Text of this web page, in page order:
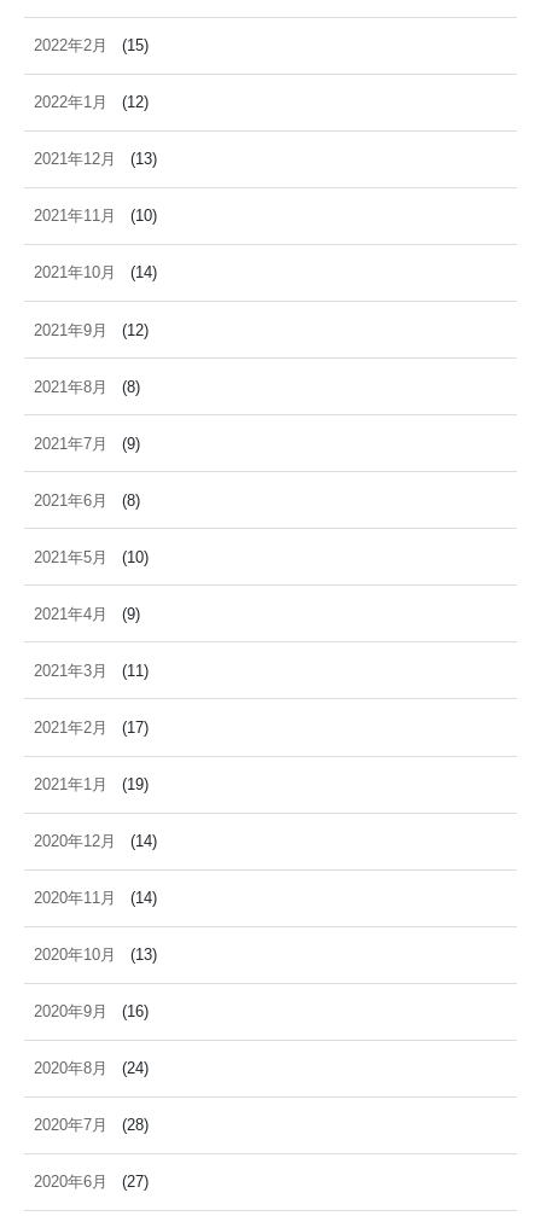
2022年2月 (15)
2022年1月 (12)
2021年12月 (13)
2021年11月 (10)
2021年10月 (14)
2021年9月 (12)
2021年8月 (8)
2021年7月 (9)
2021年6月 (8)
2021年5月 (10)
2021年4月 (9)
2021年3月 (11)
2021年2月 (17)
2021年1月 (19)
2020年12月 (14)
2020年11月 (14)
2020年10月 (13)
2020年9月 (16)
2020年8月 (24)
2020年7月 (28)
2020年6月 (27)